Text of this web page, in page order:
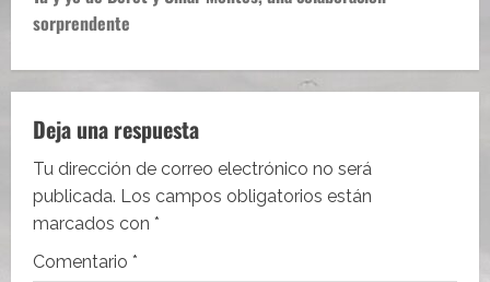
e
g
a
c
i
ó
sorprendente
Deja una respuesta
Tu dirección de correo electrónico no será
publicada. Los campos obligatorios están
marcados con *
Comentario *